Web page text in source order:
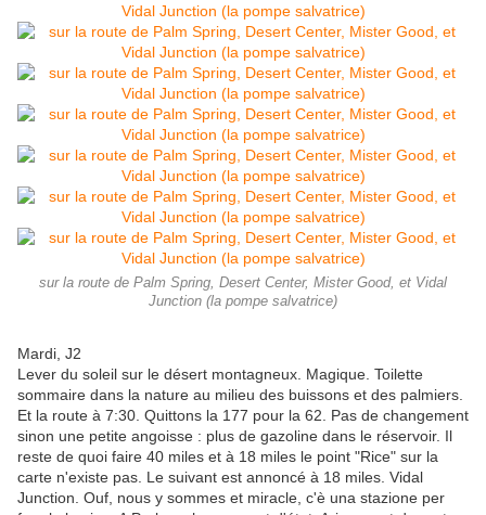
sur la route de Palm Spring, Desert Center, Mister Good, et Vidal
Junction (la pompe salvatrice)
Mardi, J2
Lever du soleil sur le désert montagneux. Magique. Toilette
sommaire dans la nature au milieu des buissons et des palmiers.
Et la route à 7:30. Quittons la 177 pour la 62. Pas de changement
sinon une petite angoisse : plus de gazoline dans le réservoir. Il
reste de quoi faire 40 miles et à 18 miles le point "Rice" sur la
carte n'existe pas. Le suivant est annoncé à 18 miles. Vidal
Junction. Ouf, nous y sommes et miracle, c'è una stazione per